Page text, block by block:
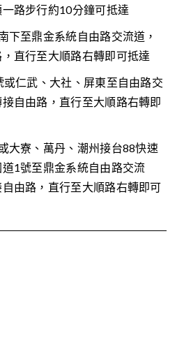
路步行約10分鐘可抵達
下至鼎金系統自由路交流道，
直行至大順路右轉即可抵達
或仁武、大社、屏東至自由路交
自由路，直行至大順路右轉即
大寮、萬丹、潮州接台88快速
1號至鼎金系統自由路交流
由路，直行至大順路右轉即可